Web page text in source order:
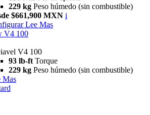
229 kg Peso húmedo (sin combustible)
$661,900 MXN i
Lee Mas
V4 100
V4 100
93 lb-ft Torque
229 kg Peso húmedo (sin combustible)
Mas